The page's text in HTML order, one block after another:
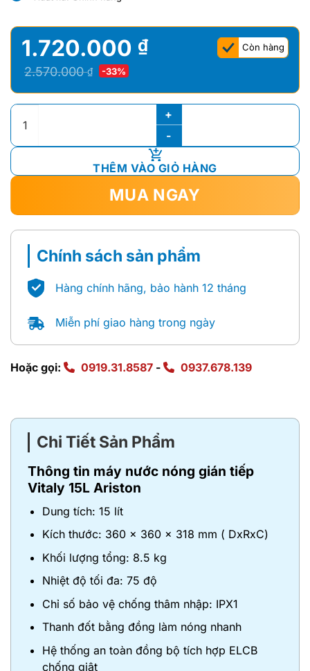
6.554.000 ₫.
6.554.000 ₫.
2.570.000₫
Giá
là:
2.570.000 ₫.
1.720.000 ₫
Giá
tại
là:
1.720.000 ₫.
-33%
Còn hàng
MÁY NƯỚC NÓNG GIÁN TIẾP VITALY 15L ARISTON số lượng
THÊM VÀO GIỎ HÀNG
MUA NGAY
Chính sách sản phẩm
Hàng chính hãng, bảo hành 12 tháng
Miễn phí giao hàng trong ngày
Hoặc gọi: 0919.31.8587 - 0937.678.139
Chi Tiết Sản Phẩm
Thông tin máy nước nóng gián tiếp
Vitaly 15L Ariston
Dung tích: 15 lít
Kích thước: 360 x 360 x 318 mm ( DxRxC)
Khối lượng tổng: 8.5 kg
Nhiệt độ tối đa: 75 độ
Chỉ số bảo vệ chống thâm nhập: IPX1
Thanh đốt bằng đồng làm nóng nhanh
Hệ thống an toàn đồng bộ tích hợp ELCB
chống giật